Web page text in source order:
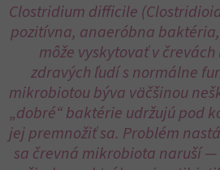
Clostridium difficile
pozitívna, anaeróbna
môže vyskytovať v
zdravých ľudí s normálne
mikrobiotou býva väčšinou
„dobré“ baktérie udržujú pod
jej premnožiť sa. Problém
sa črevná mikrobiota naruší